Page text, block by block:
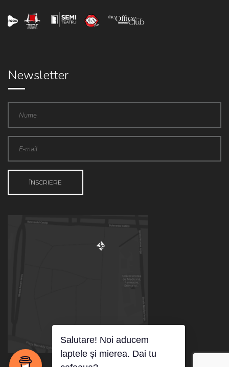
Newsletter
laptele și mierea. Dai tu